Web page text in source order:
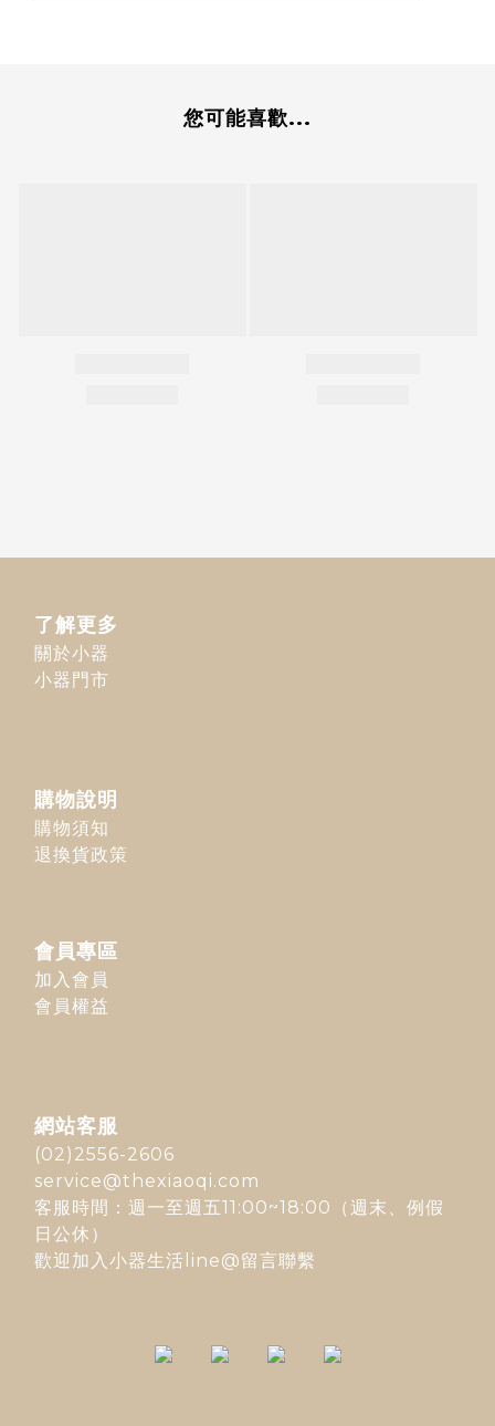
您可能喜歡...
了解更多
關於小器
小器門市
購物說明
購物須知
退換貨政策
會員專區
加入會員
會員權益
網站客服
(02)2556-2606
service@thexiaoqi.com
客服時間：週一至週五11:00~18:00（週末、例假
日公休）
歡迎加入 小器生活line@留言聯繫